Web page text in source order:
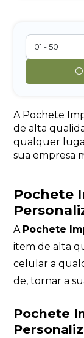
A Pochete
de alta
qualquer
sua empresa
Pochete
A Pochete
item de alta
celular a
de, tornar a
Pochete